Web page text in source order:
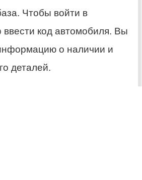
Чтобы войти в
ввести код автомобиля. Вы
о наличии и
деталей.